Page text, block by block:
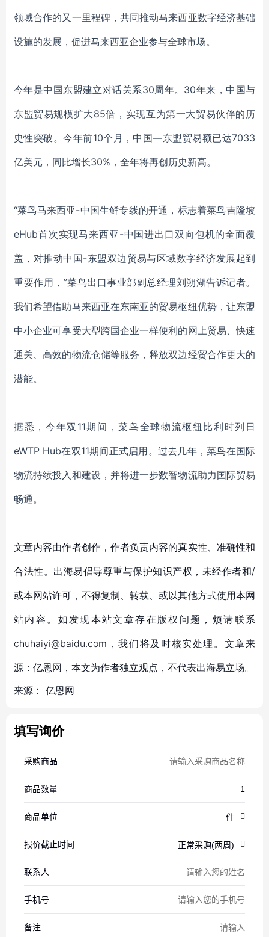
领域合作的又一里程碑，共同推动马来西亚数字经济基础
设施的发展，促进马来西亚企业参与全球市场。
今年是中国东盟建立对话关系30周年。30年来，中国与
东盟贸易规模扩大85倍，实现互为第一大贸易伙伴的历
史性突破。今年前10个月，中国—东盟贸易额已达7033
亿美元，同比增长30%，全年将再创历史新高。
“菜鸟马来西亚-中国生鲜专线的开通，标志着菜鸟吉隆坡
eHub首次实现马来西亚-中国进出口双向包机的全面覆
盖，对推动中国-东盟双边贸易与区域数字经济发展起到
重要作用，”菜鸟出口事业部副总经理刘朔湖告诉记者。
我们希望借助马来西亚在东南亚的贸易枢纽优势，让东盟
中小企业可享受大型跨国企业一样便利的网上贸易、快速
通关、高效的物流仓储等服务，释放双边经贸合作更大的
潜能。
据悉，今年双 11期间，菜鸟全球物流枢纽比利时列日
eWTP Hub在双11期间正式启用。过去几年，菜鸟在国际
物流持续投入和建设，并将进一步数智物流助力国际贸易
畅通。
文章内容由作者创作，作者负责内容的真实性、准确性和
合法性。出海易倡导尊重与保护知识产权，未经作者和/
或本网站许可，不得复制、转载、或以其他方式使用本网
站内容。如发现本站文章存在版权问题，烦请联系
chuhaiyi@baidu.com，我们将及时核实处理。文章来
源：亿恩网，本文为作者独立观点，不代表出海易立场。
来源： 亿恩网
填写询价